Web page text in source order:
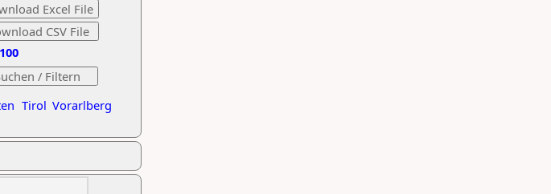
Tirol Vorarlberg